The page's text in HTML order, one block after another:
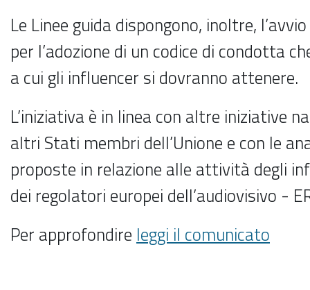
Le Linee guida dispongono, inoltre,
per l’adozione di un codice di condotta
a cui gli influencer si dovranno attenere.
L’iniziativa è in linea con altre iniziative
altri Stati membri dell’Unione e con le
proposte in relazione alle attività degli
dei regolatori europei dell’audiovisivo -
Per approfondire leggi il comunicato